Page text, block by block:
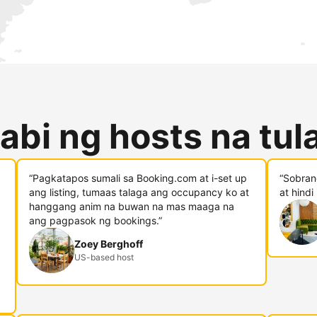
ng hosts na
“Pagkatapos sumali sa Booking.com at i-set up
ang listing, tumaas talaga ang occupancy ko at
hanggang anim na buwan na mas maaga na
ang pagpasok ng bookings.”
Zoey Berghoff
US-based host
at hindi